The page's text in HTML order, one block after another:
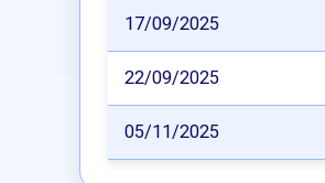
17/09/2025
22/09/2025
05/11/2025